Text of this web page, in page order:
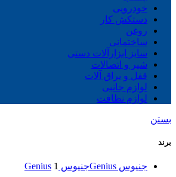
خودرویی
دستکش کار
روغن
ساختمانی
سایز ابزارآلات دستی
شیر و اتصالات
قفل و یراق آلات
لوازم جانبی
لوازم نظافت
بستن
برند
جنیوس Genius جنیوس Genius 1